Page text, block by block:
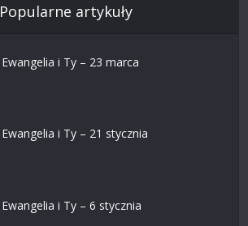
Popularne artykuły
Ewangelia i Ty – 23 marca
Ewangelia i Ty – 21 stycznia
Ewangelia i Ty – 6 stycznia